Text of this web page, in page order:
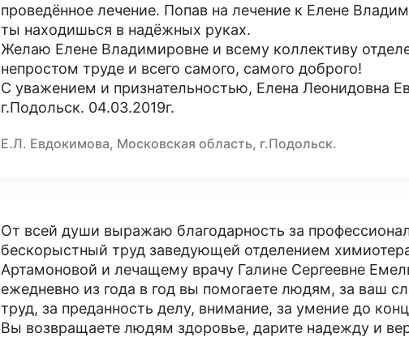
проведённое лечение. Попав на лечение к Елене
ты находишься в надёжных руках.
Желаю Елене Владимировне и всему коллективу
непростом труде и всего самого, самого доброго!
С уважением и признательностью, Елена Леонидовна
г.Подольск. 04.03.2019г.
Е.Л. Евдокимова, Московская область, г.Подольск.
От всей души выражаю благодарность за
бескорыстный труд заведующей отделением
Артамоновой и лечащему врачу Галине Сергеевне
ежедневно из года в год вы помогаете людям, за ваш
труд, за преданность делу, внимание, за умение до
Вы возвращаете людям здоровье, дарите надежду и